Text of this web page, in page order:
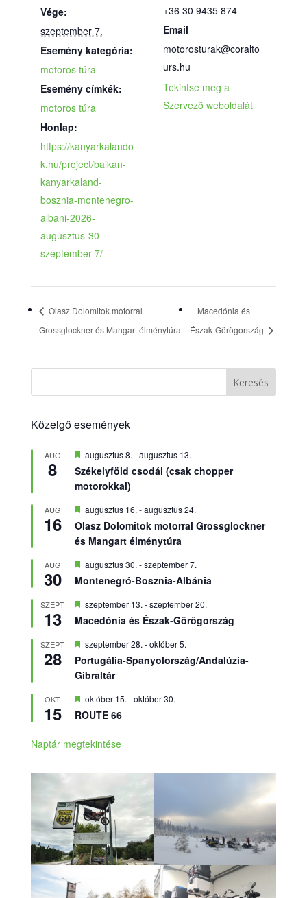
Vége:
szeptember 7.
Esemény kategória:
motoros túra
Esemény címkék:
motoros túra
Honlap:
https://kanyarkalando
k.hu/project/balkan-
kanyarkaland-
bosznia-montenegro-
albani-2026-
augusztus-30-
szeptember-7/
+36 30 9435 874
Email
motorosturak@coralto
urs.hu
Tekintse meg a
Szervező weboldalát
Olasz Dolomitok motorral
Grossglockner és Mangart élménytúra
Macedónia és
Észak-Görögország
Keresés
Közelgő események
AUG
8
Kiemelt
augusztus 8. -augusztus 13.
Székelyföld csodái (csak chopper
motorokkal)
AUG
16
Kiemelt
augusztus 16. -augusztus 24.
Olasz Dolomitok motorral Grossglockner
és Mangart élménytúra
AUG
30
Kiemelt
augusztus 30. -szeptember 7.
Montenegró-Bosznia-Albánia
SZEPT
13
Kiemelt
szeptember 13. -szeptember 20.
Macedónia és Észak-Görögország
SZEPT
28
Kiemelt
szeptember 28. -október 5.
Portugália-Spanyolország/Andalúzia-
Gibraltár
OKT
15
Kiemelt
október 15. -október 30.
ROUTE 66
Naptár megtekintése